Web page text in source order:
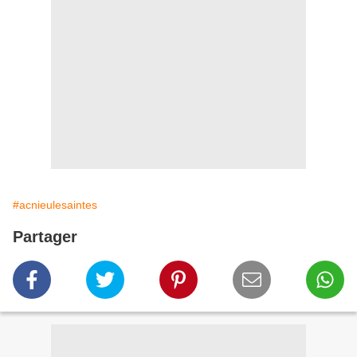
#acnieulesaintes
Partager